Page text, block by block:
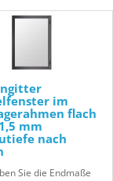
im
flach
mm
nach
Sie die Endmaße